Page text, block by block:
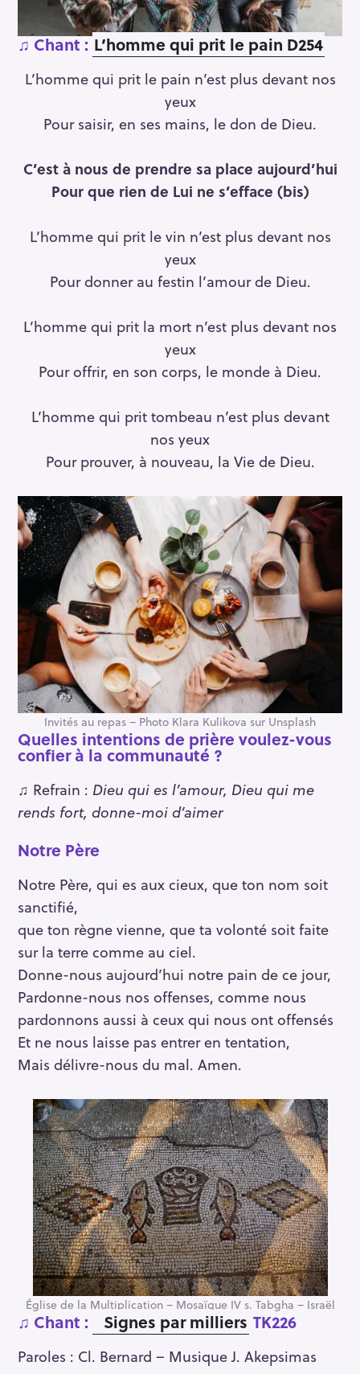
♫ Chant :L’homme qui prit le pain D254
L’homme qui prit le pain n’est plus devant nos
yeux
Pour saisir, en ses mains, le don de Dieu.
C’est à nous de prendre sa place aujourd’hui
Pour que rien de Lui ne s’efface (bis)
L’homme qui prit le vin n’est plus devant nos
yeux
Pour donner au festin l’amour de Dieu.
L’homme qui prit la mort n’est plus devant nos
yeux
Pour offrir, en son corps, le monde à Dieu.
L’homme qui prit tombeau n’est plus devant
nos yeux
Pour prouver, à nouveau, la Vie de Dieu.
Invités au repas – Photo Klara Kulikova sur Unsplash
Quelles intentions de prière voulez-vous
confier à la communauté ?
♫ Refrain : Dieu qui es l’amour, Dieu qui me
rends fort, donne-moi d’aimer
Notre Père
Notre Père, qui es aux cieux, que ton nom soit
sanctifié,
que ton règne vienne, que ta volonté soit faite
sur la terre comme au ciel.
Donne-nous aujourd’hui notre pain de ce jour,
Pardonne-nous nos offenses, comme nous
pardonnons aussi à ceux qui nous ont offensés
Et ne nous laisse pas entrer en tentation,
Mais délivre-nous du mal. Amen.
Église de la Multiplication – Mosaïque IV s. Tabgha – Israël
♫ Chant : Signes par milliers TK226
Paroles : Cl. Bernard – Musique J. Akepsimas